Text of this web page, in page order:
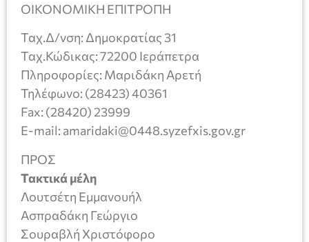
ΟΙΚΟΝΟΜΙΚΗ ΕΠΙΤΡΟΠΗ
Ταχ.Δ/νση: Δημοκρατίας 31
Ταχ.Κώδικας: 72200 Ιεράπετρα
Πληροφορίες: Μαριδάκη Αρετή
Τηλέφωνο: (28423) 40361
Fax: (28420) 23999
E-mail: amaridaki@0448.syzefxis.gov.gr
ΠΡΟΣ
Τακτικά μέλη
Λουτσέτη Εμμανουήλ
Ασπραδάκη Γεώργιο
Σουραβλή Χριστόφορο